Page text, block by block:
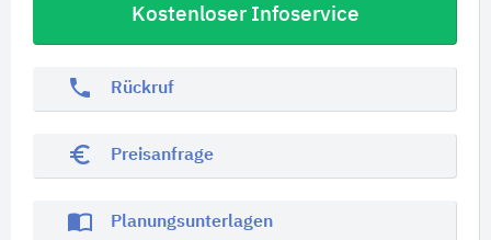
Kostenloser Infoservice
phone Rückruf
euro_symbol Preisanfrage
import_contacts Planungsunterlagen